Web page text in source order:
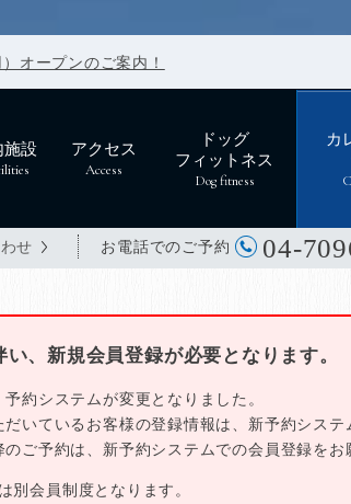
オープンのご案内！
施設 アクセス
Access
ドッグ
フィットネス
Dog fitness
カ
お電話でのご予約 04-
せ
、 新規会員登録が必要となります。
約システムが変更となりました。
いているお客様の登録情報は、 新予約システ
ご予約は、 新予約システムでの会員登録をお
別会員制度となります。